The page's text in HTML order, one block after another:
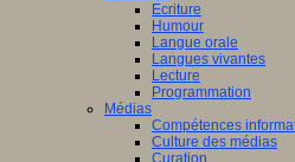
Ecriture
Humour
Langue orale
Langues vivantes
Lecture
Programmation
Médias
Compétences
Culture des médias
Curation